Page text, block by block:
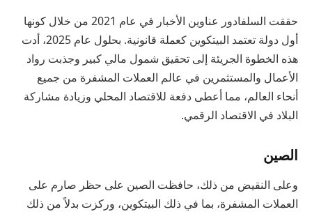
حققت السلفادور عناوين الأخبار في عام 2021 من خلال كونها
أول دولة تعتمد البيتكوين كعملة قانونية. بحلول عام 2025، أدت
هذه الخطوة الجريئة إلى تحقيق شمول مالي كبير وجذبت رواد
الأعمال والمستثمرين في عالم العملات المشفرة من جميع
أنحاء العالم، مما أعطى دفعة للاقتصاد المحلي وزيادة مشاركة
البلاد في الاقتصاد الرقمي.
الصين
وعلى النقيض من ذلك، حافظت الصين على حظر صارم على
العملات المشفرة، بما في ذلك البيتكوين، وركزت بدلاً من ذلك